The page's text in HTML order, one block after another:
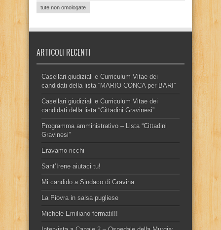
tute non omologate
ARTICOLI RECENTI
Casellari giudiziali e Curriculum Vitae dei
candidati della lista “MARIO CONCA per BARI”
Casellari giudiziali e Curriculum Vitae dei
candidati della lista “Cittadini Gravinesi”
Programma amministrativo – Lista “Cittadini
Gravinesi”
Eravamo ricchi
Sant’Irene aiutaci tu!
Mi candido a Sindaco di Gravina
La Piovra in salsa pugliese
Michele Emiliano fermati!!!